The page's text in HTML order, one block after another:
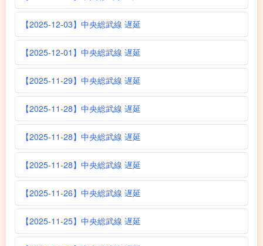
【2025-12-03】中央総武線 遅延
【2025-12-01】中央総武線 遅延
【2025-11-29】中央総武線 遅延
【2025-11-28】中央総武線 遅延
【2025-11-28】中央総武線 遅延
【2025-11-28】中央総武線 遅延
【2025-11-26】中央総武線 遅延
【2025-11-25】中央総武線 遅延